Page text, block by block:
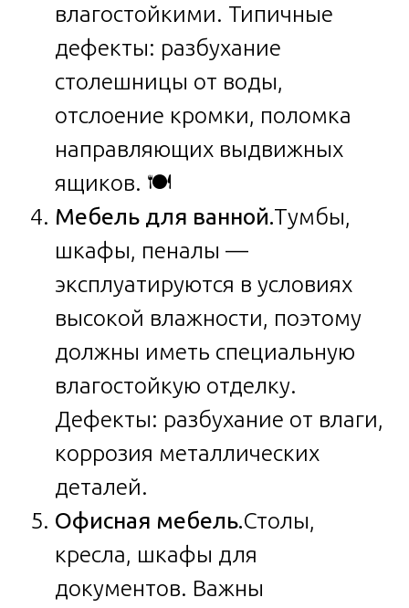
влагостойкими. Типичные
дефекты: разбухание
столешницы от воды,
отслоение кромки, поломка
направляющих выдвижных
ящиков. 🍽️
Мебель для ванной.Тумбы,
шкафы, пеналы —
эксплуатируются в условиях
высокой влажности, поэтому
должны иметь специальную
влагостойкую отделку.
Дефекты: разбухание от влаги,
коррозия металлических
деталей.
Офисная мебель.Столы,
кресла, шкафы для
документов. Важны